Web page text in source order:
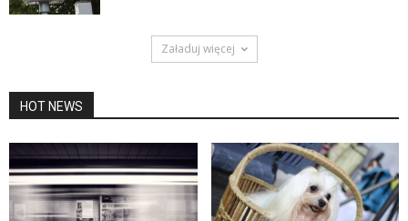
Załaduj więcej
HOT NEWS